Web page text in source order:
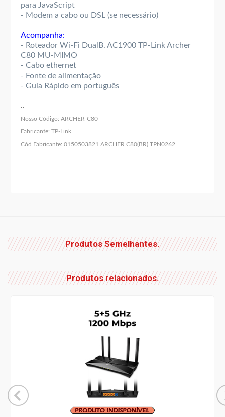
para JavaScript
- Modem a cabo ou DSL (se necessário)
Acompanha:
- Roteador Wi-Fi DualB. AC1900 TP-Link Archer
C80 MU-MIMO
- Cabo ethernet
- Fonte de alimentação
- Guia Rápido em português
..
Nosso Código: ARCHER-C80
Fabricante: TP-Link
Cód Fabricante: 0150503821 ARCHER C80(BR) TPN0262
Produtos Semelhantes.
Produtos relacionados.